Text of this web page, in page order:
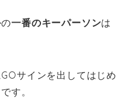
一番のキーパーソンは
サインを出してはじめ
す。